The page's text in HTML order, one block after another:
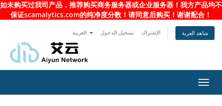
如未购买过我司产品，推荐购买商务服务器或企业服务器！我方产品均不
保证scamalytics.com的纯净度分数！请同意后购买！谢谢配合！
تسجيل الدخول الإشتراك شاهد العربة